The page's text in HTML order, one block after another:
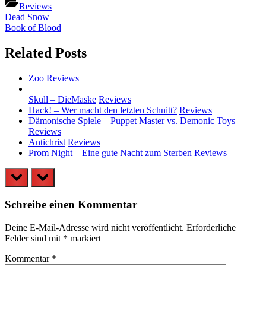
Reviews
Beitragsnavigation
Previous
Post:
Dead Snow
Next
Book of Blood
Related Posts
Zoo Reviews
Skull – DieMaske Reviews
Hack! – Wer macht den letzten Schnitt? Reviews
Dämonische Spiele – Puppet Master vs. Demonic Toys
Reviews
Antichrist Reviews
Prom Night – Eine gute Nacht zum Sterben Reviews
prev next
Schreibe einen Kommentar
Deine E-Mail-Adresse wird nicht veröffentlicht. Erforderliche
Felder sind mit * markiert
Kommentar *